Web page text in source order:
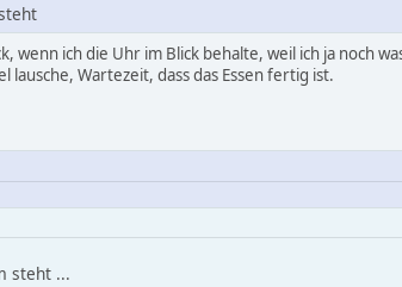
wenn ich die Uhr im Blick behalte, weil ich ja noch
Wartezeit, dass das Essen fertig ist.
steht ...